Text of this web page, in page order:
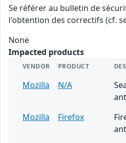
Se référer au bulletin de
l'obtention des correctifs (cf.
None
Impacted products
VENDOR PRODUCT
Mozilla N/A
Mozilla
Firefox